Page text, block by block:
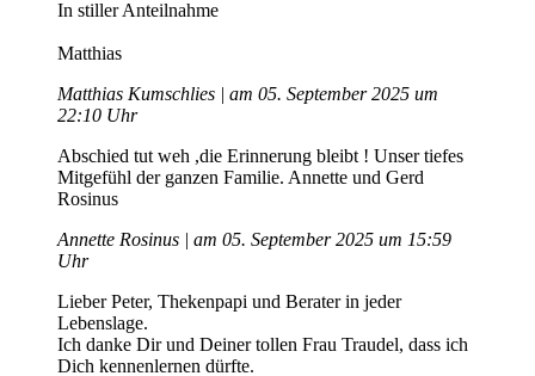
In stiller Anteilnahme
Matthias
Matthias Kumschlies | am 05. September 2025 um
22:10 Uhr
Abschied tut weh ,die Erinnerung bleibt ! Unser tiefes
Mitgefühl der ganzen Familie. Annette und Gerd
Rosinus
Annette Rosinus | am 05. September 2025 um 15:59
Uhr
Lieber Peter, Thekenpapi und Berater in jeder
Lebenslage.
Ich danke Dir und Deiner tollen Frau Traudel, dass ich
Dich kennenlernen dürfte.